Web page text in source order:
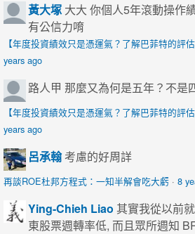
黃大塚 大大 你個人5年滾動操作
有公信力唷
【年度投資績效只是憑運氣？了解巴菲特的評
years ago
路人甲 那麼又為何是五年？不是
【年度投資績效只是憑運氣？了解巴菲特的評
years ago
呂承翰考慮的好周詳
再談ROE杜邦方程式：一知半解會吃大虧 · 8
Ying-Chieh Liao 其實我從以前
東股票週轉率低, 而且眾所週知